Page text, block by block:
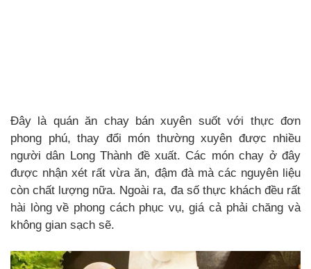
Đây là quán ăn chay bán xuyên suốt với thực đơn
phong phú, thay đổi món thường xuyên được nhiều
người dân Long Thành đề xuất. Các món chay ở đây
được nhận xét rất vừa ăn, đậm đà mà các nguyên liệu
còn chất lượng nữa. Ngoài ra, đa số thực khách đều rất
hài lòng về phong cách phục vụ, giá cả phải chăng và
không gian sạch sẽ.